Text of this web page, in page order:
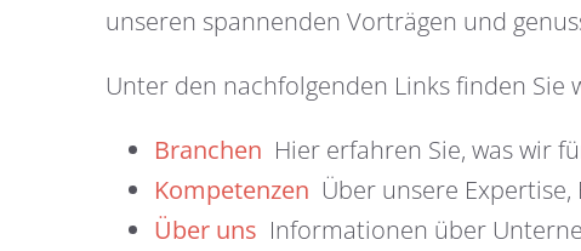
unseren spannenden Vorträgen und
Unter den nachfolgenden Links finden
Branchen Hier erfahren Sie, was wir
Kompetenzen Über unsere
Über uns Informationen über